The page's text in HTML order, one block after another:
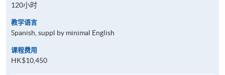
120小时
教学语言
Spanish, suppl by minimal English
课程费用
HK$10,450